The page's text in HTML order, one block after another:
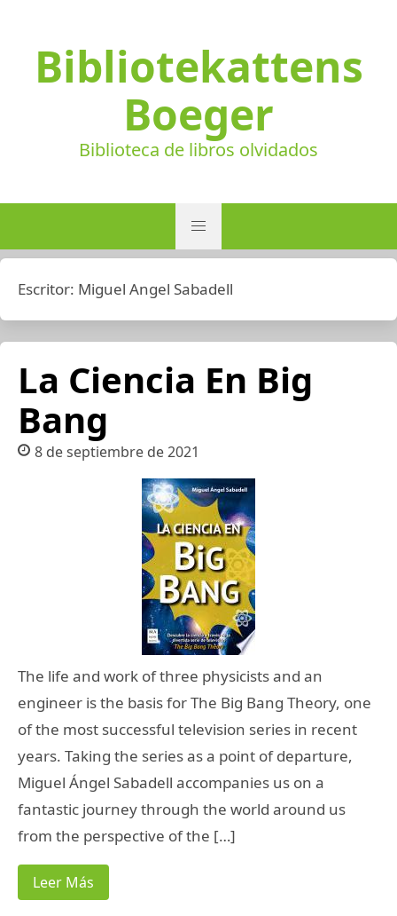
Bibliotekattens
Boeger
Biblioteca de libros olvidados
Escritor: Miguel Angel Sabadell
La Ciencia En Big
Bang
8 de septiembre de 2021
The life and work of three physicists and an
engineer is the basis for The Big Bang Theory, one
of the most successful television series in recent
years. Taking the series as a point of departure,
Miguel Ángel Sabadell accompanies us on a
fantastic journey through the world around us
from the perspective of the […]
Leer Más